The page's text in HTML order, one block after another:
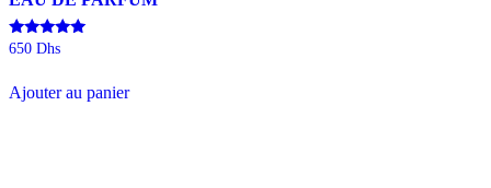
Note
650 Dhs
Ajouter au panier